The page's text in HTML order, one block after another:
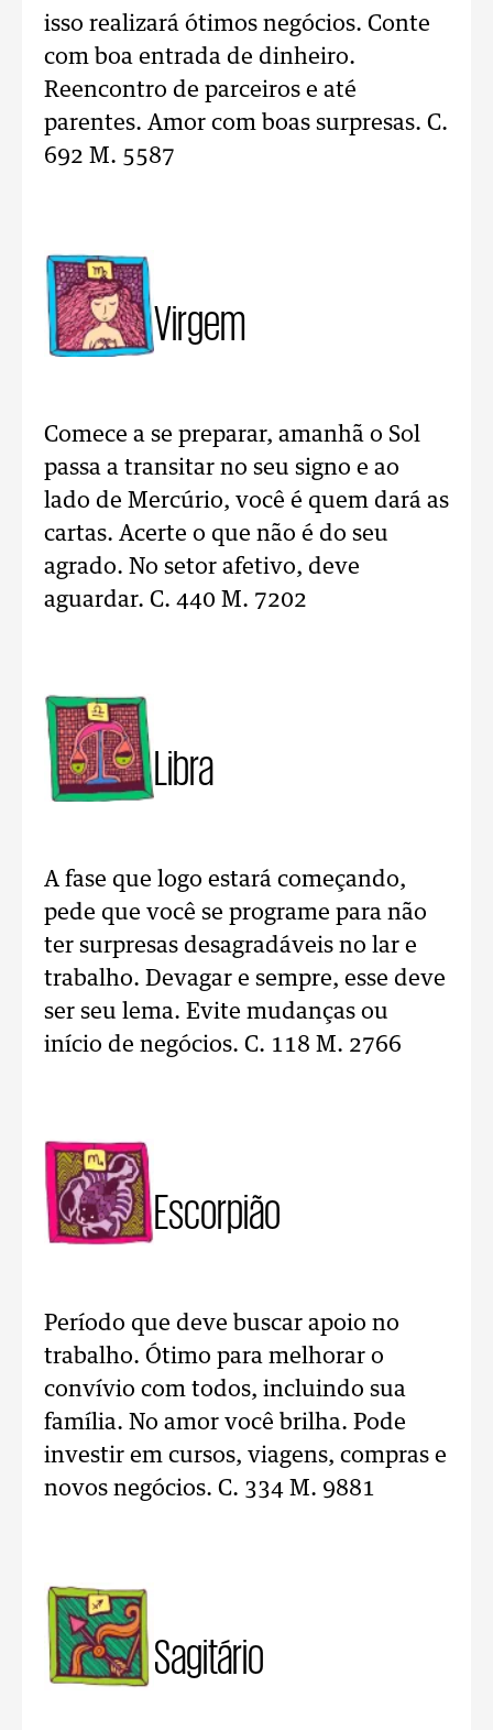
isso realizará ótimos negócios. Conte
com boa entrada de dinheiro.
Reencontro de parceiros e até
parentes. Amor com boas surpresas. C.
692 M. 5587
Virgem
Comece a se preparar, amanhã o Sol
passa a transitar no seu signo e ao
lado de Mercúrio, você é quem dará as
cartas. Acerte o que não é do seu
agrado. No setor afetivo, deve
aguardar. C. 440 M. 7202
Libra
A fase que logo estará começando,
pede que você se programe para não
ter surpresas desagradáveis no lar e
trabalho. Devagar e sempre, esse deve
ser seu lema. Evite mudanças ou
início de negócios. C. 118 M. 2766
Escorpião
Período que deve buscar apoio no
trabalho. Ótimo para melhorar o
convívio com todos, incluindo sua
família. No amor você brilha. Pode
investir em cursos, viagens, compras e
novos negócios. C. 334 M. 9881
Sagitário